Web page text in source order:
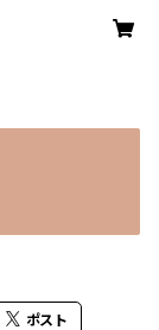
ポスト